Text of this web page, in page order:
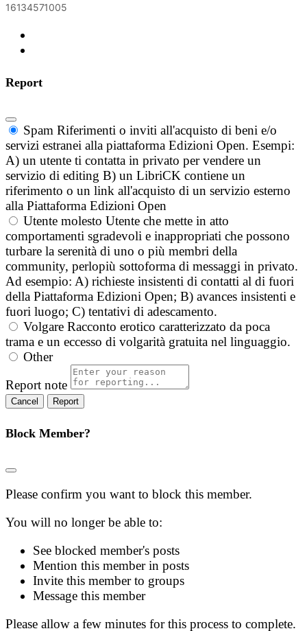
16134571005
Report
Spam Riferimenti o inviti all'acquisto di beni e/o
servizi estranei alla piattaforma Edizioni Open. Esempi:
A) un utente ti contatta in privato per vendere un
servizio di editing B) un LibriCK contiene un
riferimento o un link all'acquisto di un servizio esterno
alla Piattaforma Edizioni Open
Utente molesto Utente che mette in atto
comportamenti sgradevoli e inappropriati che possono
turbare la serenità di uno o più membri della
community, perlopiù sottoforma di messaggi in privato.
Ad esempio: A) richieste insistenti di contatti al di fuori
della Piattaforma Edizioni Open; B) avances insistenti e
fuori luogo; C) tentativi di adescamento.
Volgare Racconto erotico caratterizzato da poca
trama e un eccesso di volgarità gratuita nel linguaggio.
Other
Report note
Report
Block Member?
Please confirm you want to block this member.
You will no longer be able to:
See blocked member's posts
Mention this member in posts
Invite this member to groups
Message this member
Please allow a few minutes for this process to complete.